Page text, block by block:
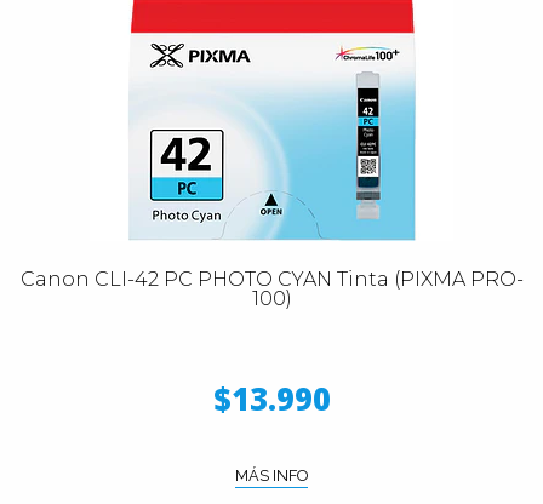
Canon CLI-42 PC PHOTO CYAN Tinta (PIXMA PRO-
100)
$13.990
MÁS INFO